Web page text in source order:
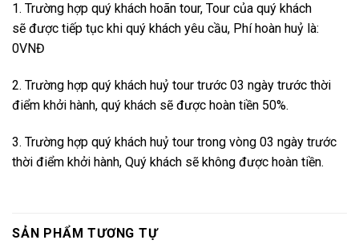
1. Trường hợp quý khách hoãn tour, Tour của quý khách
sẽ được tiếp tục khi quý khách yêu cầu, Phí hoàn huỷ là:
0VNĐ
2. Trường hợp quý khách huỷ tour trước 03 ngày trước thời
điểm khởi hành, quý khách sẽ được hoàn tiền 50%.
3. Trường hợp quý khách huỷ tour trong vòng 03 ngày trước
thời điểm khởi hành, Quý khách sẽ không được hoàn tiền.
SẢN PHẨM TƯƠNG TỰ